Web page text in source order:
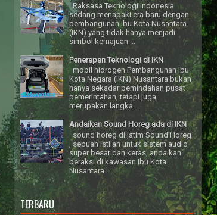
Raksasa Teknologi Indonesia
sedang menapaki era baru dengan
pembangunan Ibu Kota Nusantara
(IKN) yang tidak hanya menjadi
simbol kemajuan ...
Penerapan Teknologi di IKN
mobil hidrogen Pembangunan Ibu
Kota Negara (IKN) Nusantara bukan
hanya sekadar pemindahan pusat
pemerintahan, tetapi juga
merupakan langka...
Andaikan Sound Horeg ada di IKN
sound horeg di jatim Sound Horeg
, sebuah istilah untuk sistem audio
super besar dan keras, andaikan
beraksi di kawasan Ibu Kota
Nusantara...
TERBARU